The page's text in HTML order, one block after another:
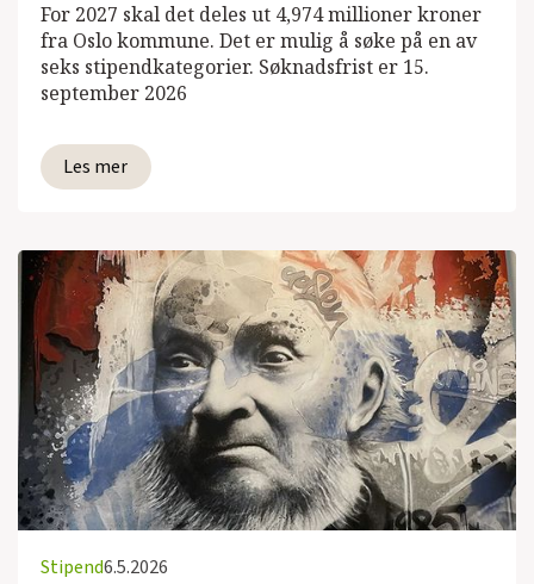
For 2027 skal det deles ut 4,974 millioner kroner
fra Oslo kommune. Det er mulig å søke på en av
seks stipendkategorier. Søknadsfrist er 15.
september 2026
Les mer
Stipend6.5.2026